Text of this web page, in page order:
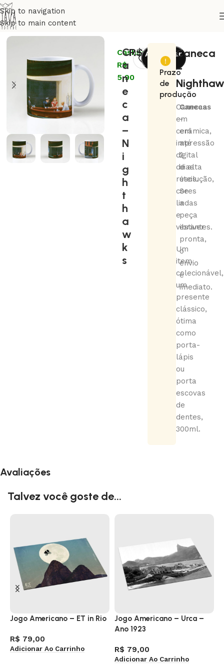
Skip to navigation
Skip to main content
Início Coleções Arte
Cashback:
R$
5,90
C
a
n
e
c
a
–
N
i
g
h
t
h
a
w
k
s
R$59,00
Adicionar
ao
carrinho
Prazo
de
produção
Canecas
-
em
até
2
dias
úteis.
Se
a
peça
estiver
pronta,
o
envio
é
imediato.
Caneca
–
Canecas
em
cerâmica,
impressão
digital
de alta
resolução,
cores
lindas
e
vibrantes.
Um
item
colecionável,
um
presente
clássico,
ótima
como
porta-
lápis
ou
porta
escovas
de
dentes,
300ml.
Avaliações
Talvez você goste de...
Jogo Americano – ET in Rio
R$ 79,00
Adicionar Ao Carrinho
Jogo Americano – Urca –
Ano 1923
R$ 79,00
Adicionar Ao Carrinho